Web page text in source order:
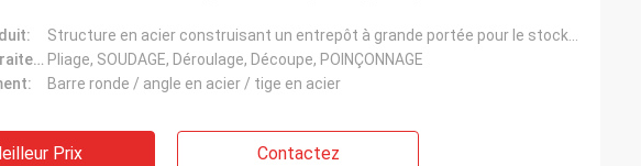
Service de traitement: Pliage, SOUDAGE, Déroulage, Découpe, POINÇONNAGE
Barre ronde / angle en acier / tige en acier
Prix Contactez